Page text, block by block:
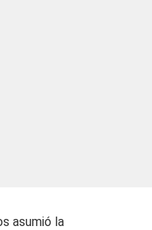
asumió la